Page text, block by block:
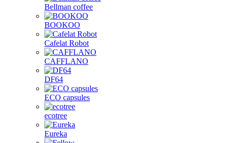
Bellman coffee
BOOKOO
Cafelat Robot
CAFFLANO
DF64
ECO capsules
ecotree
Eureka